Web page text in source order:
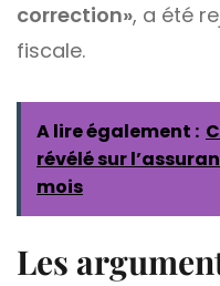
correction», a été
fiscale.
A lire également :
révélé sur
mois
Les